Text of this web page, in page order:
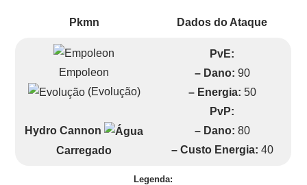
Pkmn Dados do Ataque
Empoleon
(Evolução)
Hydro Cannon
Carregado
PvE:
– Dano: 90
– Energia: 50
PvP:
– Dano: 80
– Custo Energia: 40
Legenda: